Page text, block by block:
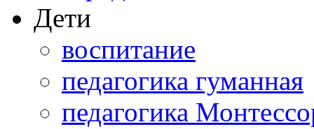
Дети
воспитание
педагогика гуманная
педагогика